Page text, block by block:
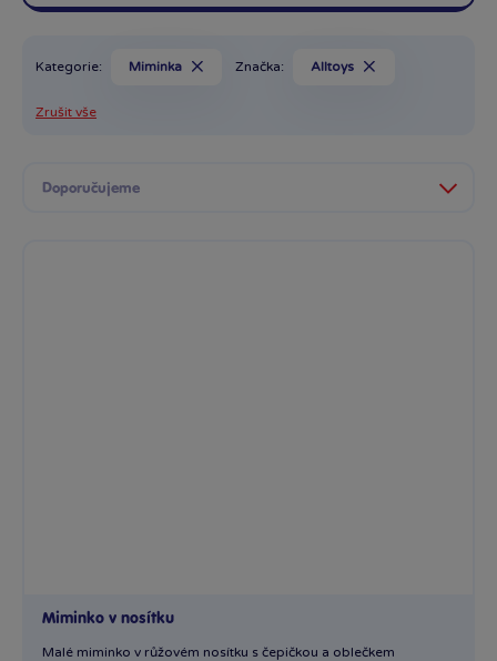
Kategorie: Miminka Značka: Alltoys
Zrušit vše
Miminko v nosítku
Malé miminko v růžovém nosítku s čepičkou a oblečkem